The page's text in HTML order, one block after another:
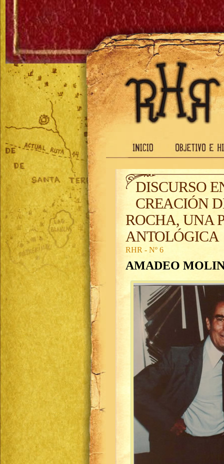
DISCURSO
CREACIÓN
ROCHA, UNA
ANTOLÓGICA
RHR - Nº 6
AMADEO